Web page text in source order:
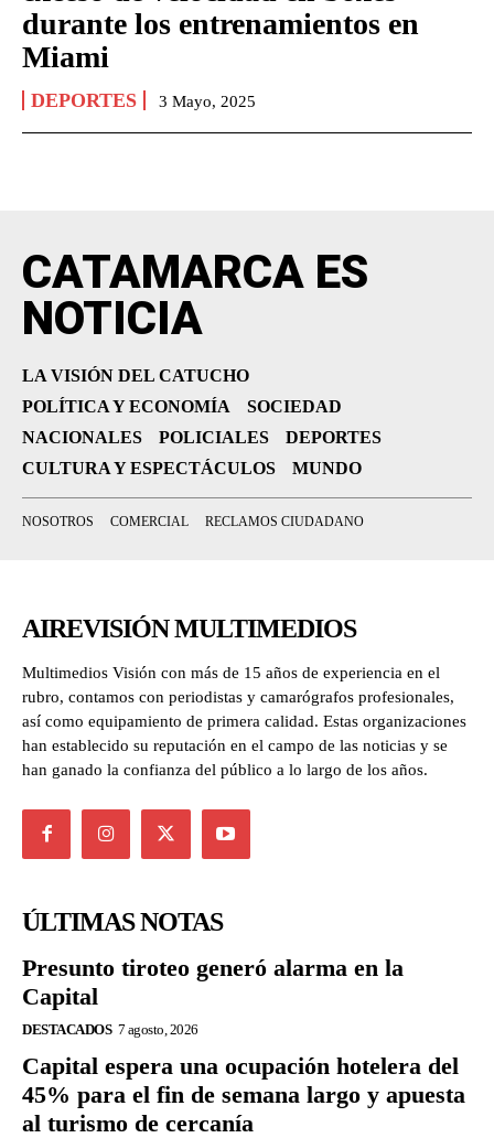
durante los entrenamientos en
Miami
DEPORTES 3 Mayo, 2025
CATAMARCA ES
NOTICIA
LA VISIÓN DEL CATUCHO
POLÍTICA Y ECONOMÍA
SOCIEDAD
NACIONALES
POLICIALES
DEPORTES
CULTURA Y ESPECTÁCULOS
MUNDO
NOSOTROS COMERCIAL RECLAMOS CIUDADANO
AIREVISIÓN MULTIMEDIOS
Multimedios Visión con más de 15 años de experiencia en el
rubro, contamos con periodistas y camarógrafos profesionales,
así como equipamiento de primera calidad. Estas organizaciones
han establecido su reputación en el campo de las noticias y se
han ganado la confianza del público a lo largo de los años.
ÚLTIMAS NOTAS
Presunto tiroteo generó alarma en la
Capital
DESTACADOS 7 agosto, 2026
Capital espera una ocupación hotelera del
45% para el fin de semana largo y apuesta
al turismo de cercanía